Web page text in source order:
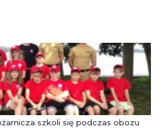
szkoli się podczas obozu